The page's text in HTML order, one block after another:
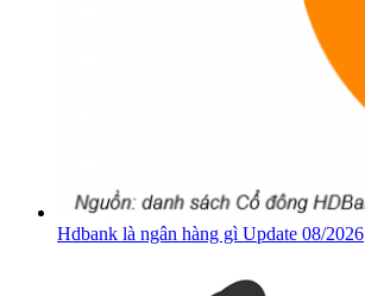
Hdbank là ngân hàng gì Update 08/2026